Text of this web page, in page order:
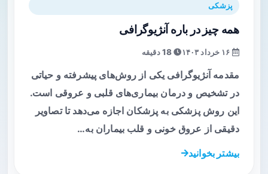
پزشکی
همه چیز در باره آنژیوگرافی
18 دقیقه
مقدمه آنژیوگرافی یکی از روش‌های پیشرفته و حیاتی
در تشخیص و درمان بیماری‌های قلبی و عروقی است.
این روش پزشکی به پزشکان اجازه می‌دهد تا تصاویر
دقیقی از عروق خونی و قلب بیماران به…
بیشتر بخوانید